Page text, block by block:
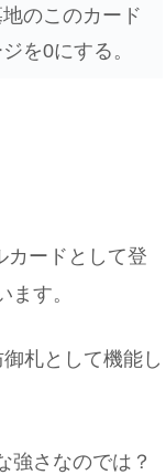
のこのカード
を0にする。
カードとして登
す。
札として機能し
強さなのでは？